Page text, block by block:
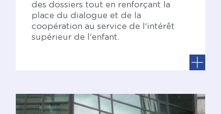
des dossiers tout en renforçant la
place du dialogue et de la
coopération au service de l'intérêt
supérieur de l'enfant.